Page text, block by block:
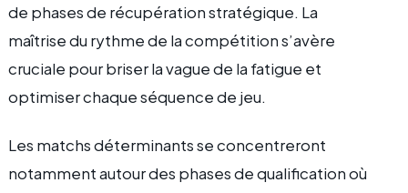
de phases de récupération stratégique. La
maîtrise du rythme de la compétition s’avère
cruciale pour briser la vague de la fatigue et
optimiser chaque séquence de jeu.
Les matchs déterminants se concentreront
notamment autour des phases de qualification où